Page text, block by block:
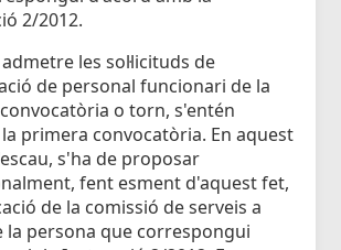
2/2012.
les sol·licituds de
de personal funcionari de la
o torn, s'entén
primera convocatòria. En aquest
s'ha de proposar
fent esment d'aquest fet,
de la comissió de serveis a
la persona que correspongui